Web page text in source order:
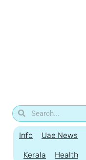
Info Uae News
Kerala Health